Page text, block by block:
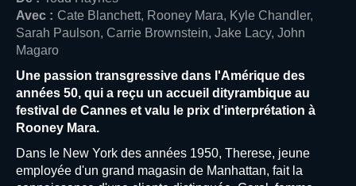
Avec : Cate Blanchett, Rooney Mara, Kyle Chandler,
Sarah Paulson, Carrie Brownstein, Jake Lacy, John
Magaro
Une passion transgressive dans l'Amérique des
années 50, qui a reçu un accueil dityrambique au
festival de Cannes et valu le prix d'interprétation à
Rooney Mara.
Dans le New York des années 1950, Therese, jeune
employée d'un grand magasin de Manhattan, fait la